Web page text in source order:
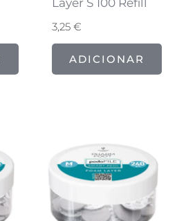
Layer S 100 Refill
3,25€
ADICIONAR